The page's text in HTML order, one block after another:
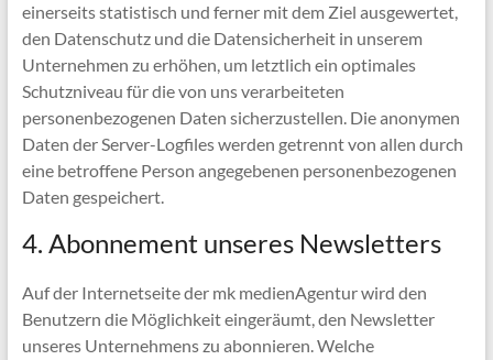
einerseits statistisch und ferner mit dem Ziel ausgewertet,
den Datenschutz und die Datensicherheit in unserem
Unternehmen zu erhöhen, um letztlich ein optimales
Schutzniveau für die von uns verarbeiteten
personenbezogenen Daten sicherzustellen. Die anonymen
Daten der Server-Logfiles werden getrennt von allen durch
eine betroffene Person angegebenen personenbezogenen
Daten gespeichert.
4. Abonnement unseres Newsletters
Auf der Internetseite der mk medienAgentur wird den
Benutzern die Möglichkeit eingeräumt, den Newsletter
unseres Unternehmens zu abonnieren. Welche